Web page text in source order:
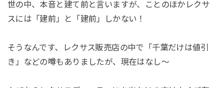
世の中、本音と建て前と言いますが、ことのほかレクサ
スには「建前」と「建前」しかない！
そうなんです、レクサス販売店の中で「千葉だけは値引
き」などの噂もありましたが、現在はなし～